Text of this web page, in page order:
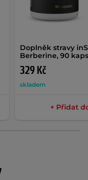
Doplněk stravy
Berberine, 90
329 Kč
skladem
+ Přidat